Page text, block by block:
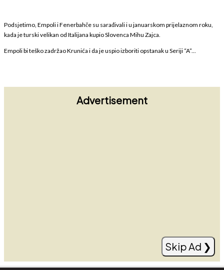
Podsjetimo, Empoli i Fenerbahče su sarađivali i u januarskom prijelaznom roku,
kada je turski velikan od Italijana kupio Slovenca Mihu Zajca.
Empoli bi teško zadržao Krunića i da je uspio izboriti opstanak u Seriji “A”...
Advertisement
Skip Ad ❯